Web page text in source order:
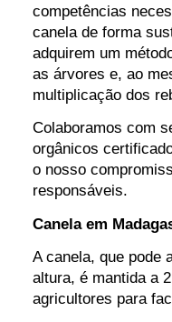
competências
canela de forma
adquirem um
as árvores e, ao
multiplicação dos
Colaboramos com
orgânicos
o nosso
responsáveis.
Canela em
A canela, que pode
altura, é mantida a
agricultores para